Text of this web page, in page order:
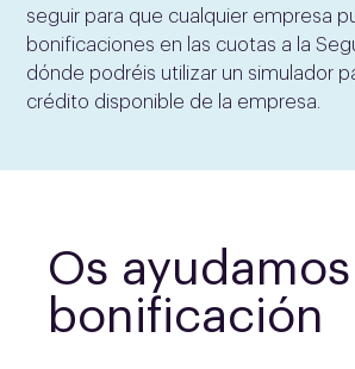
seguir para que cualquier empresa
bonificaciones en las cuotas a la
dónde podréis utilizar un simulador
crédito disponible de la empresa.
Os
bonificación